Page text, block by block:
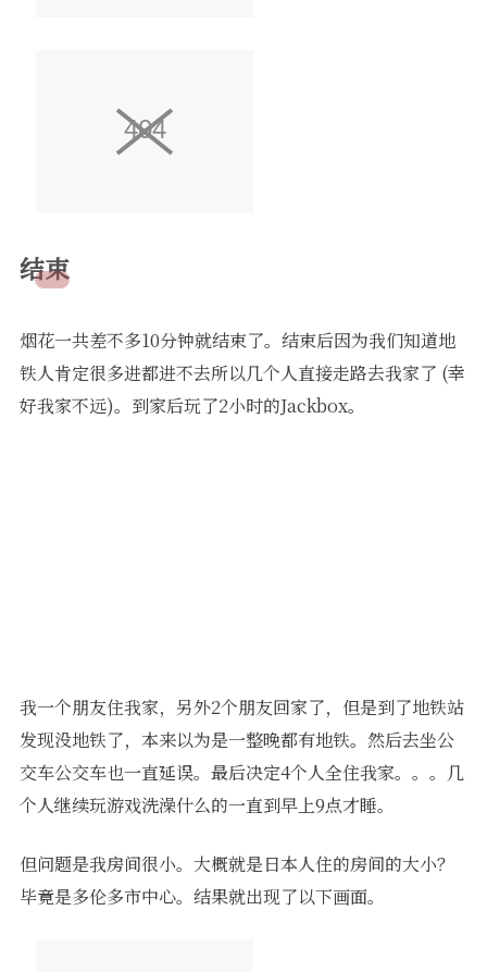
结束
烟花一共差不多10分钟就结束了。结束后因为我们知道地
铁人肯定很多进都进不去所以几个人直接走路去我家了 (幸
好我家不远)。到家后玩了2小时的Jackbox。
我一个朋友住我家，另外2个朋友回家了，但是到了地铁站
发现没地铁了，本来以为是一整晚都有地铁。然后去坐公
交车公交车也一直延误。最后决定4个人全住我家。。。几
个人继续玩游戏洗澡什么的一直到早上9点才睡。
但问题是我房间很小。大概就是日本人住的房间的大小？
毕竟是多伦多市中心。结果就出现了以下画面。